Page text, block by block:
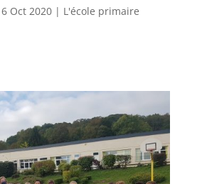
Oct 2020| L'école primaire